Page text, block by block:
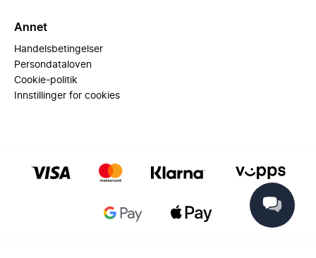
Annet
Handelsbetingelser
Persondataloven
Cookie-politik
Innstillinger for cookies